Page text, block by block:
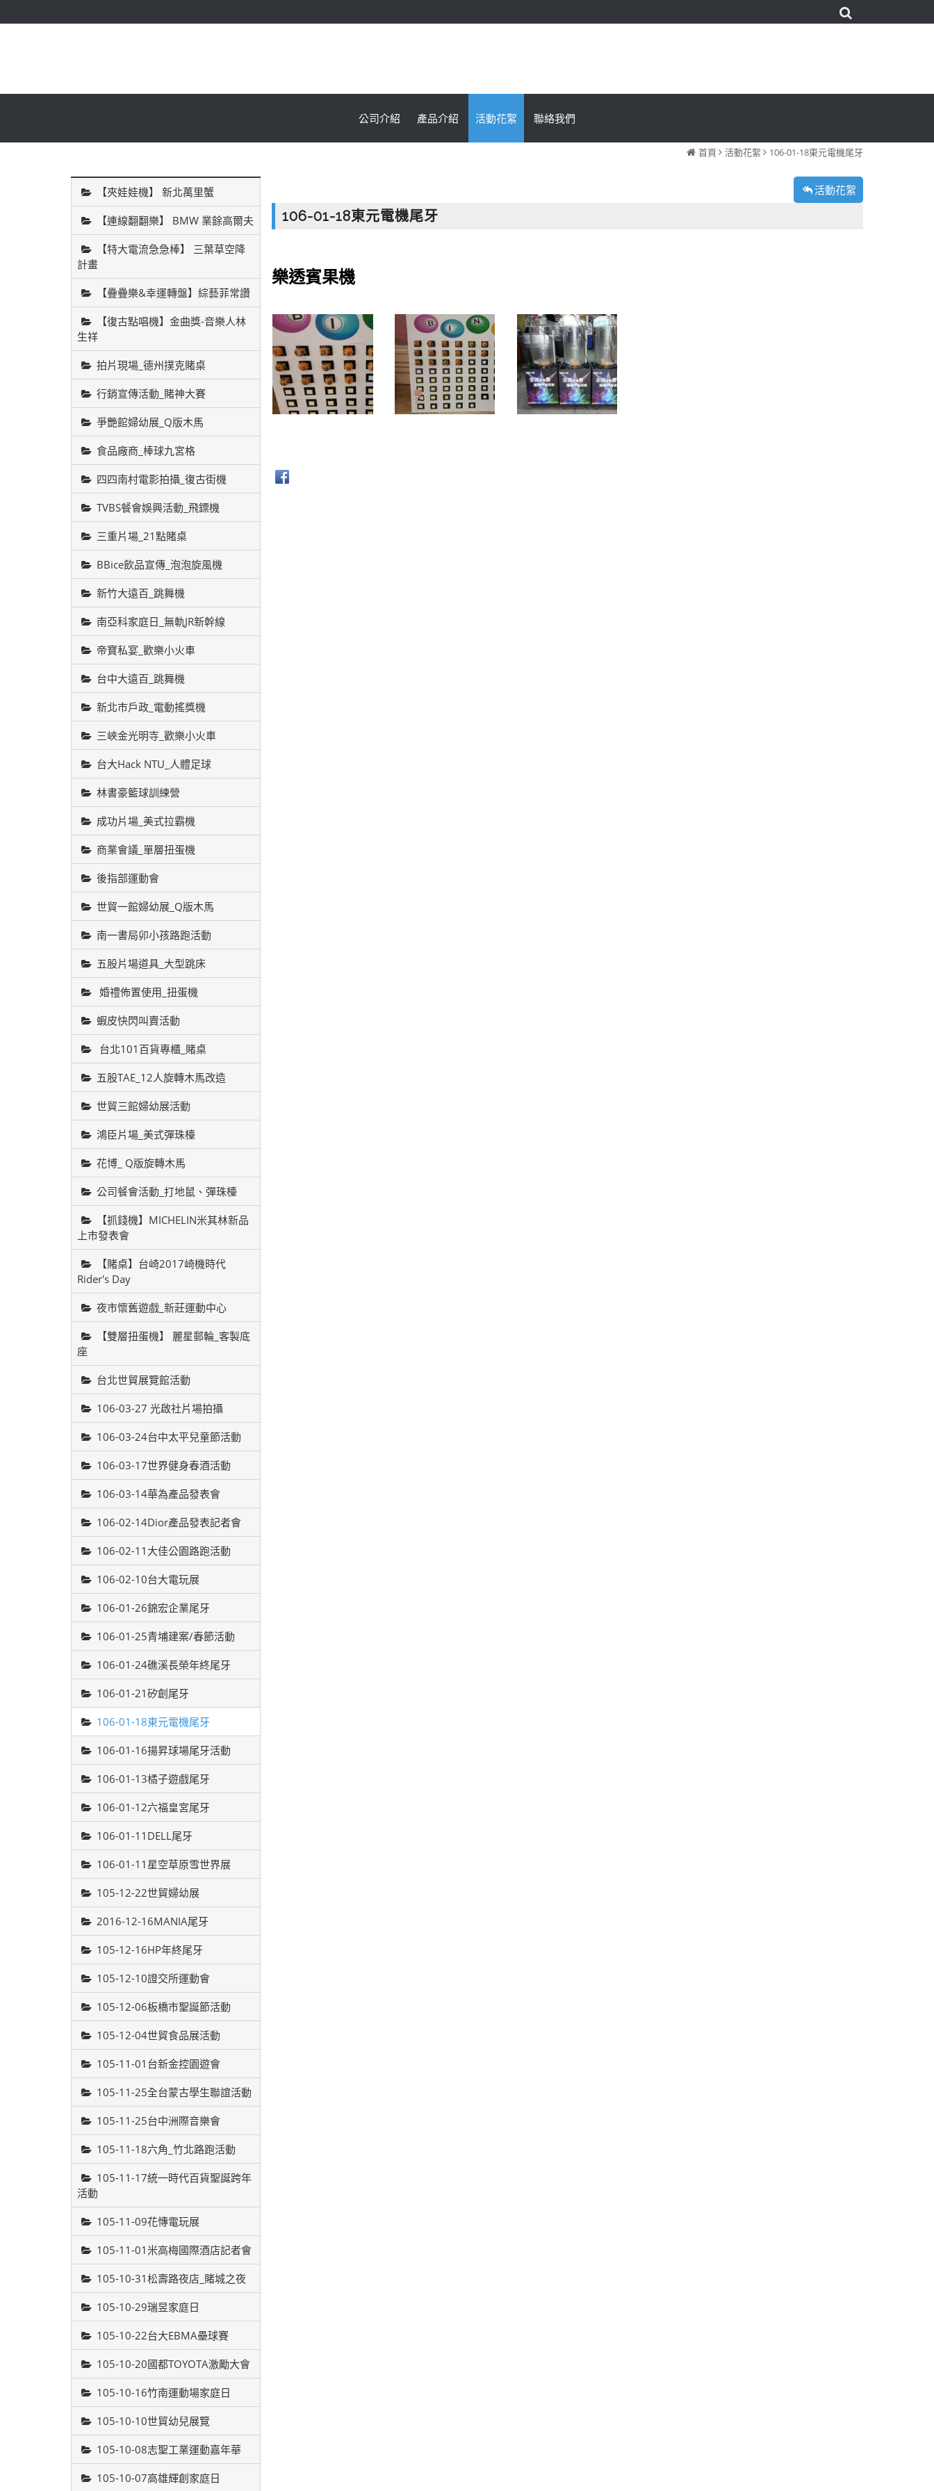
公司介紹 產品介紹 活動花絮 聯絡我們
首頁 活動花絮 106-01-18東元電機尾牙
【夾娃娃機】 新北萬里蟹
【連線翻翻樂】 BMW 業餘高爾夫
【特大電流急急棒】 三葉草空降
計畫
【疊疊樂&幸運轉盤】綜藝菲常讚
【復古點唱機】金曲獎-音樂人林
生祥
拍片現場_德州撲克賭桌
行銷宣傳活動_賭神大賽
爭艷館婦幼展_Q版木馬
食品廠商_棒球九宮格
四四南村電影拍攝_復古街機
TVBS餐會娛興活動_飛鏢機
三重片場_21點賭桌
BBice飲品宣傳_泡泡旋風機
新竹大遠百_跳舞機
南亞科家庭日_無軌JR新幹線
帝寶私宴_歡樂小火車
台中大遠百_跳舞機
新北市戶政_電動搖獎機
三峽金光明寺_歡樂小火車
台大Hack NTU_人體足球
林書豪籃球訓練營
成功片場_美式拉霸機
商業會議_單層扭蛋機
後指部運動會
世貿一館婦幼展_Q版木馬
南一書局卯小孩路跑活動
五股片場道具_大型跳床
婚禮佈置使用_扭蛋機
蝦皮快閃叫賣活動
台北101百貨專櫃_賭桌
五股TAE_12人旋轉木馬改造
世貿三館婦幼展活動
鴻臣片場_美式彈珠檯
花博_ Q版旋轉木馬
公司餐會活動_打地鼠、彈珠檯
【抓錢機】MICHELIN米其林新品
上市發表會
【賭桌】台崎2017崎機時代
Rider's Day
夜市懷舊遊戲_新莊運動中心
【雙層扭蛋機】 麗星郵輪_客製底
座
台北世貿展覽館活動
106-03-27 光啟社片場拍攝
106-03-24台中太平兒童節活動
106-03-17世界健身春酒活動
106-03-14華為產品發表會
106-02-14Dior產品發表記者會
106-02-11大佳公園路跑活動
106-02-10台大電玩展
106-01-26錦宏企業尾牙
106-01-25青埔建案/春節活動
106-01-24礁溪長榮年終尾牙
106-01-21矽創尾牙
106-01-18東元電機尾牙
106-01-16揚昇球場尾牙活動
106-01-13橘子遊戲尾牙
106-01-12六福皇宮尾牙
106-01-11DELL尾牙
106-01-11星空草原雪世界展
105-12-22世貿婦幼展
2016-12-16MANIA尾牙
105-12-16HP年終尾牙
105-12-10證交所運動會
105-12-06板橋市聖誕節活動
105-12-04世貿食品展活動
105-11-01台新金控園遊會
105-11-25全台蒙古學生聯誼活動
105-11-25台中洲際音樂會
105-11-18六角_竹北路跑活動
105-11-17統一時代百貨聖誕跨年
活動
105-11-09花慱電玩展
105-11-01米高梅國際酒店記者會
105-10-31松壽路夜店_賭城之夜
105-10-29瑞昱家庭日
105-10-22台大EBMA壘球賽
105-10-20國都TOYOTA激勵大會
105-10-16竹南運動場家庭日
105-10-10世貿幼兒展覽
105-10-08志聖工業運動嘉年華
105-10-07高雄輝創家庭日
活動花絮
106-01-18東元電機尾牙
樂透賓果機